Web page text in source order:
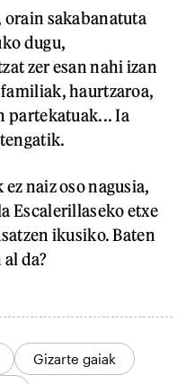
sakabanatuta
dugu,
zer esan nahi izan
haurtzaroa,
partekatuak... Ia
naiz oso nagusia,
Escalerillaseko etxe
ikusiko. Baten
da?
Gizarte gaiak